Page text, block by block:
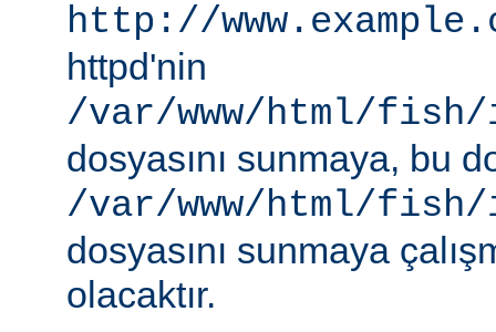
http://
httpd'nin
/var/www/html/
dosyasını sunmaya, bu
/var/www/html/fish/
dosyasını sunmaya
olacaktır.